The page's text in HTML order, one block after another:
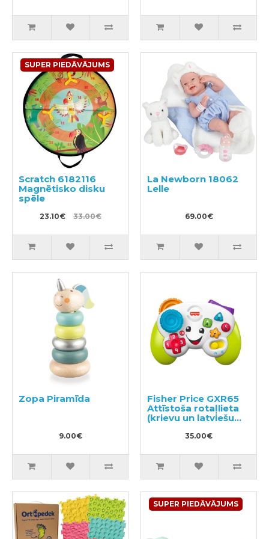
SUPER PIEDĀVĀJUMS
Scratch 6182116
Magnētisko disku
spēle
23.10€ 33.00€
La Newborn 18062
Lelle
69.00€
Zopa Piramīda
9.00€
Fisher Price GXR65
Attīstoša rotaļlieta
(krievu un latviešu
35.00€
SUPER PIEDĀVĀJUMS